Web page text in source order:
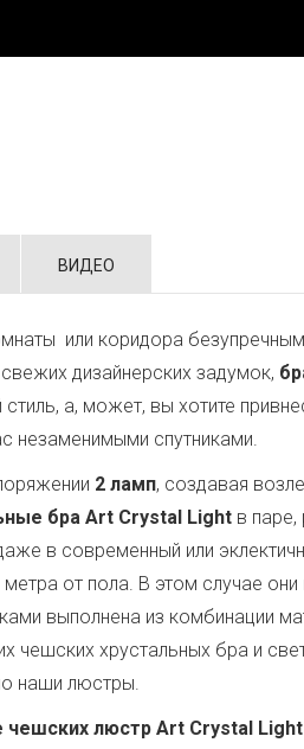
ВИДЕО
или коридора
дизайнерских задумок,
а, может, вы хотите
незаменимыми спутниками.
2 ламп, создавая
бра Art Crystal Light в
в современный или
от пола. В этом случае
выполнена из комбинации
хрустальных бра и
наши люстры.
чешских люстр Art Crystal Light